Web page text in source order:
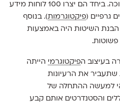
ושכר אותו לעבודה על התערוכה. ביחד הם יצרו 100 לוחות מידע
פיקטוגרמות). בנוסף
הבנת השיטות היה באמצעות
פשוטות.
בעיצוב הפיקטוגרמי הייתה
שתעביר את הרעיונות
למעשה ההתחלה של
והסטנדרטים אותם קבע